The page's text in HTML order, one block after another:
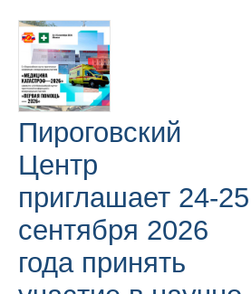
Пироговский
Центр
приглашает 24-25
сентября 2026
года принять